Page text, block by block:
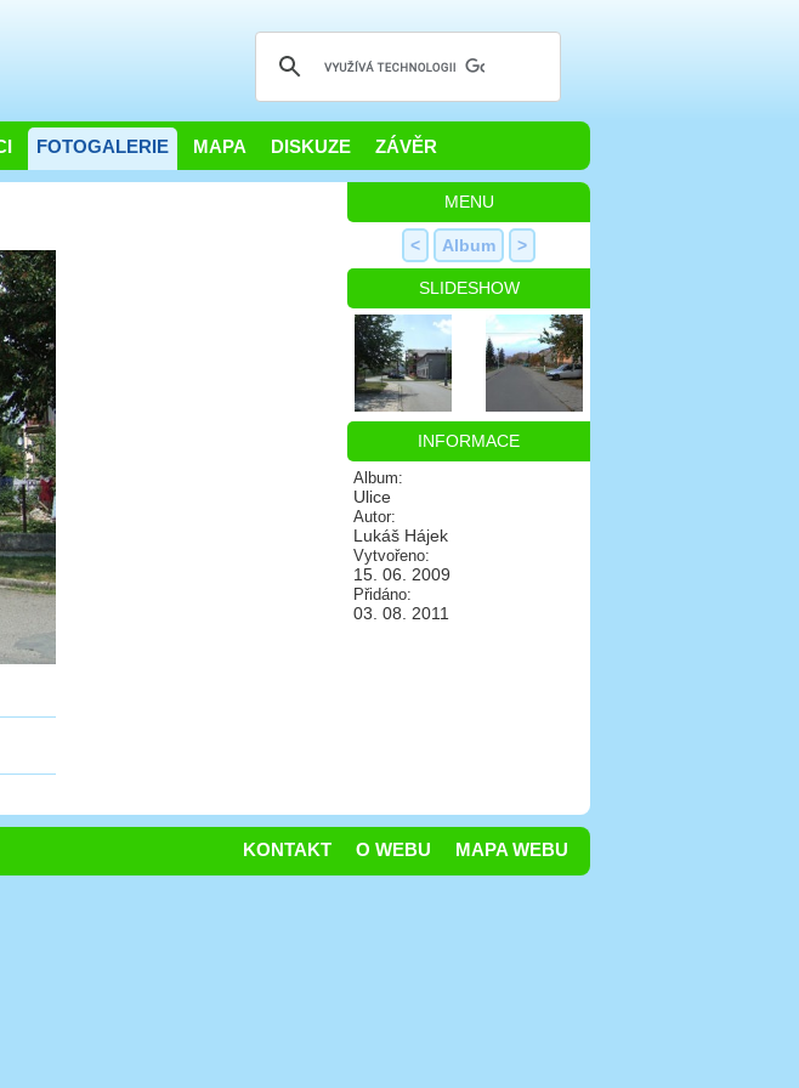
FOTOGALERIE MAPA DISKUZE ZÁVĚR
MENU
< Album >
SLIDESHOW
INFORMACE
Album:
Ulice
Autor:
Lukáš Hájek
Vytvořeno:
15. 06. 2009
Přidáno:
03. 08. 2011
MAPA WEBU
O WEBU
KONTAKT